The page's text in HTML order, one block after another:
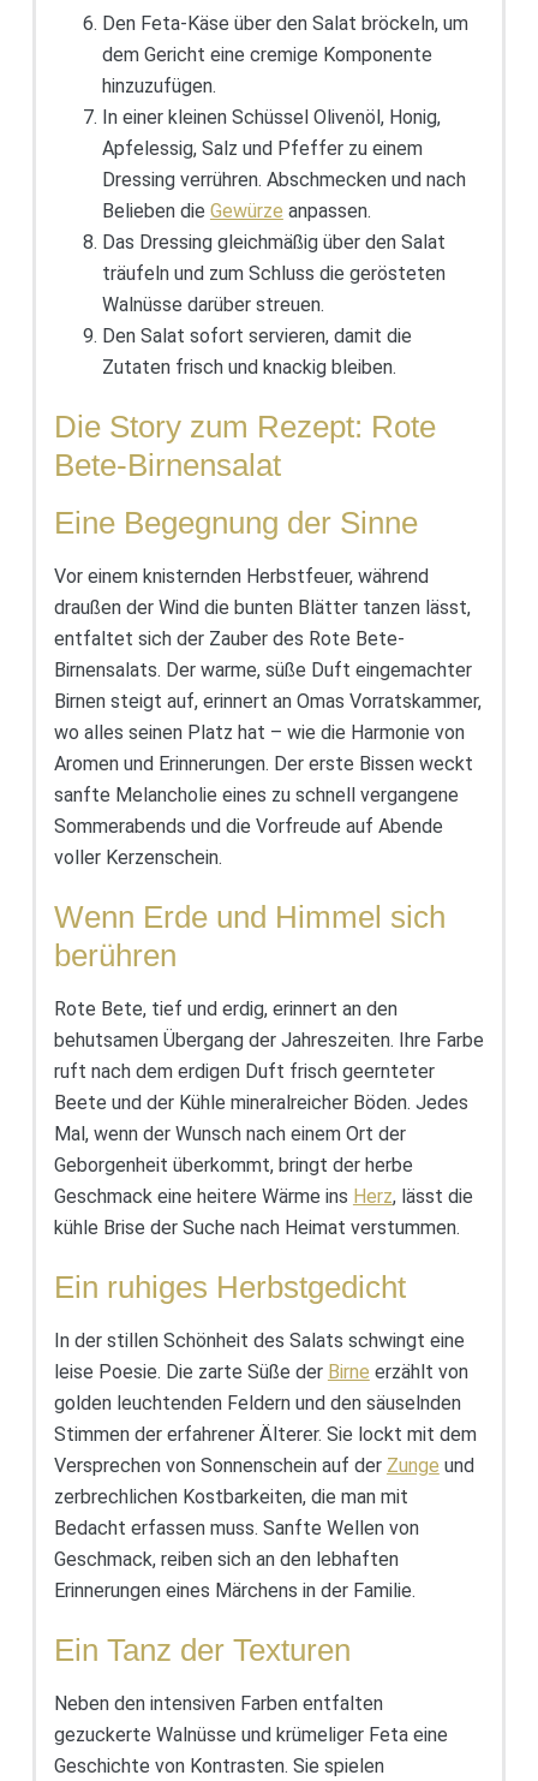
Den Feta-Käse über den Salat bröckeln, um
dem Gericht eine cremige Komponente
hinzuzufügen.
In einer kleinen Schüssel Olivenöl, Honig,
Apfelessig, Salz und Pfeffer zu einem
Dressing verrühren. Abschmecken und nach
Belieben die Gewürze anpassen.
Das Dressing gleichmäßig über den Salat
träufeln und zum Schluss die gerösteten
Walnüsse darüber streuen.
Den Salat sofort servieren, damit die
Zutaten frisch und knackig bleiben.
Die Story zum Rezept: Rote
Bete-Birnensalat
Eine Begegnung der Sinne
Vor einem knisternden Herbstfeuer, während
draußen der Wind die bunten Blätter tanzen lässt,
entfaltet sich der Zauber des Rote Bete-
Birnensalats. Der warme, süße Duft eingemachter
Birnen steigt auf, erinnert an Omas Vorratskammer,
wo alles seinen Platz hat – wie die Harmonie von
Aromen und Erinnerungen. Der erste Bissen weckt
sanfte Melancholie eines zu schnell vergangene
Sommerabends und die Vorfreude auf Abende
voller Kerzenschein.
Wenn Erde und Himmel sich
berühren
Rote Bete, tief und erdig, erinnert an den
behutsamen Übergang der Jahreszeiten. Ihre Farbe
ruft nach dem erdigen Duft frisch geernteter
Beete und der Kühle mineralreicher Böden. Jedes
Mal, wenn der Wunsch nach einem Ort der
Geborgenheit überkommt, bringt der herbe
Geschmack eine heitere Wärme ins Herz, lässt die
kühle Brise der Suche nach Heimat verstummen.
Ein ruhiges Herbstgedicht
In der stillen Schönheit des Salats schwingt eine
leise Poesie. Die zarte Süße der Birne erzählt von
golden leuchtenden Feldern und den säuselnden
Stimmen der erfahrener Älterer. Sie lockt mit dem
Versprechen von Sonnenschein auf der Zunge und
zerbrechlichen Kostbarkeiten, die man mit
Bedacht erfassen muss. Sanfte Wellen von
Geschmack, reiben sich an den lebhaften
Erinnerungen eines Märchens in der Familie.
Ein Tanz der Texturen
Neben den intensiven Farben entfalten
gezuckerte Walnüsse und krümeliger Feta eine
Geschichte von Kontrasten. Sie spielen